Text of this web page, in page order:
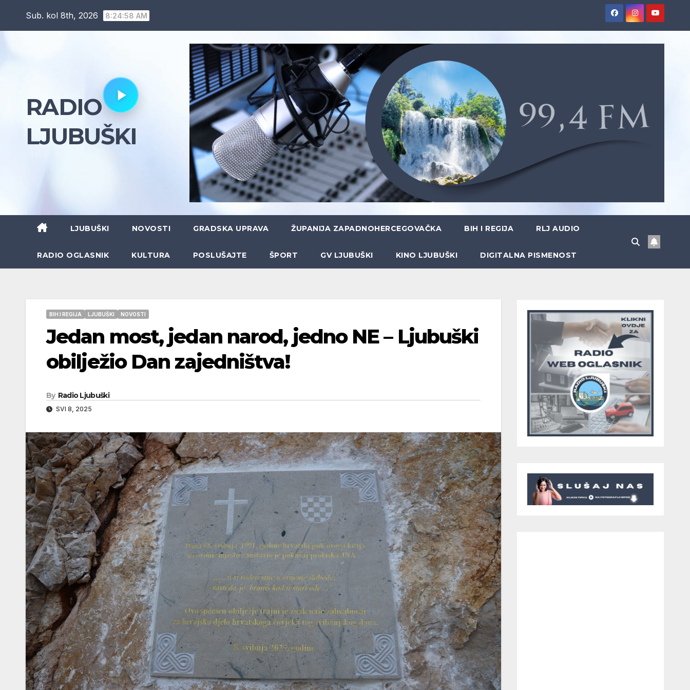
Sub. kol 8th, 2026 8:24:59 AM
RADIO
LJUBUŠKI
LJUBUŠKI NOVOSTI GRADSKA UPRAVA ŽUPANIJA ZAPADNOHERCEGOVAČKA BIH I REGIJA RLJ AUDIO
RADIO OGLASNIK KULTURA POSLUŠAJTE ŠPORT GV LJUBUŠKI KINO LJUBUŠKI DIGITALNA PISMENOST
BIH I REGIJA LJUBUŠKI NOVOSTI
Jedan most, jedan narod, jedno NE – Ljubuški
obilježio Dan zajedništva!
By Radio Ljubuški
SVI 8, 2025